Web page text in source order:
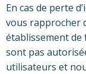
En cas de perte
vous rapprocher
établissement de
sont pas
utilisateurs et